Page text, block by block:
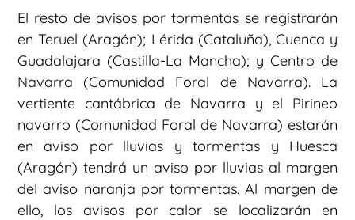
El resto de avisos por tormentas se registrarán
en Teruel (Aragón); Lérida (Cataluña), Cuenca y
Guadalajara (Castilla-La Mancha); y Centro de
Navarra (Comunidad Foral de Navarra). La
vertiente cantábrica de Navarra y el Pirineo
navarro (Comunidad Foral de Navarra) estarán
en aviso por lluvias y tormentas y Huesca
(Aragón) tendrá un aviso por lluvias al margen
del aviso naranja por tormentas. Al margen de
ello, los avisos por calor se localizarán en